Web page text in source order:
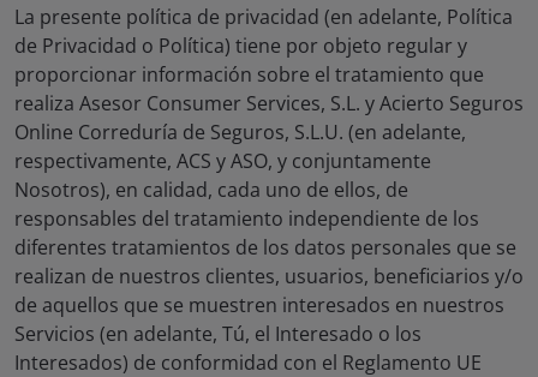
La presente política de privacidad (en adelante, Política
de Privacidad o Política) tiene por objeto regular y
proporcionar información sobre el tratamiento que
realiza Asesor Consumer Services, S.L. y Acierto Seguros
Online Correduría de Seguros, S.L.U. (en adelante,
respectivamente, ACS yASO, y conjuntamente
Nosotros), en calidad, cada uno de ellos, de
responsables del tratamiento independiente de los
diferentes tratamientos de los datos personales que se
realizan de nuestros clientes, usuarios, beneficiarios y/o
de aquellos que se muestren interesados en nuestros
Servicios (en adelante, Tú, el Interesado o los
Interesados) de conformidad con el Reglamento UE